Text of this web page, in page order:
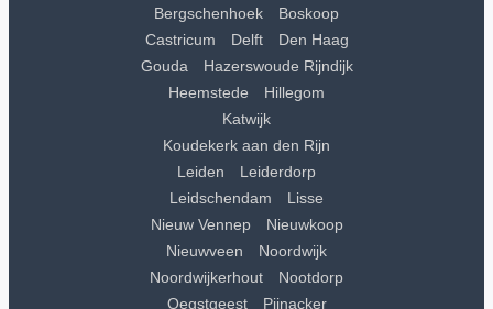
Bergschenhoek
Boskoop
Castricum
Delft
Den Haag
Gouda
Hazerswoude Rijndijk
Heemstede
Hillegom
Katwijk
Koudekerk aan den Rijn
Leiden
Leiderdorp
Leidschendam
Lisse
Nieuw Vennep
Nieuwkoop
Nieuwveen
Noordwijk
Noordwijkerhout
Nootdorp
Oegstgeest
Pijnacker